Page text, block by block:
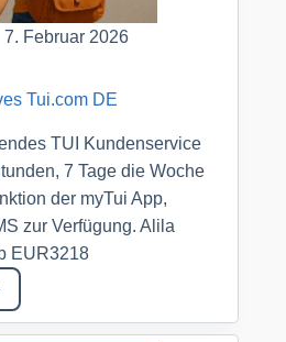
7. Februar 2026
Tui.com DE
TUI Kundenservice
7 Tage die Woche
der myTui App,
zur Verfügung. Alila
EUR3218